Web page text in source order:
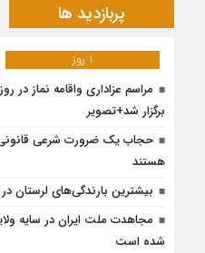
پربازدید ها
1 روز
مراسم عزاداری واقامه نماز در
برگزار شد+تصویر
حجاب یک ضرورت شرعی
هستند
بیشترین بارندگی‌های لرستان
مجاهدت ملت ایران در سایه
شده است